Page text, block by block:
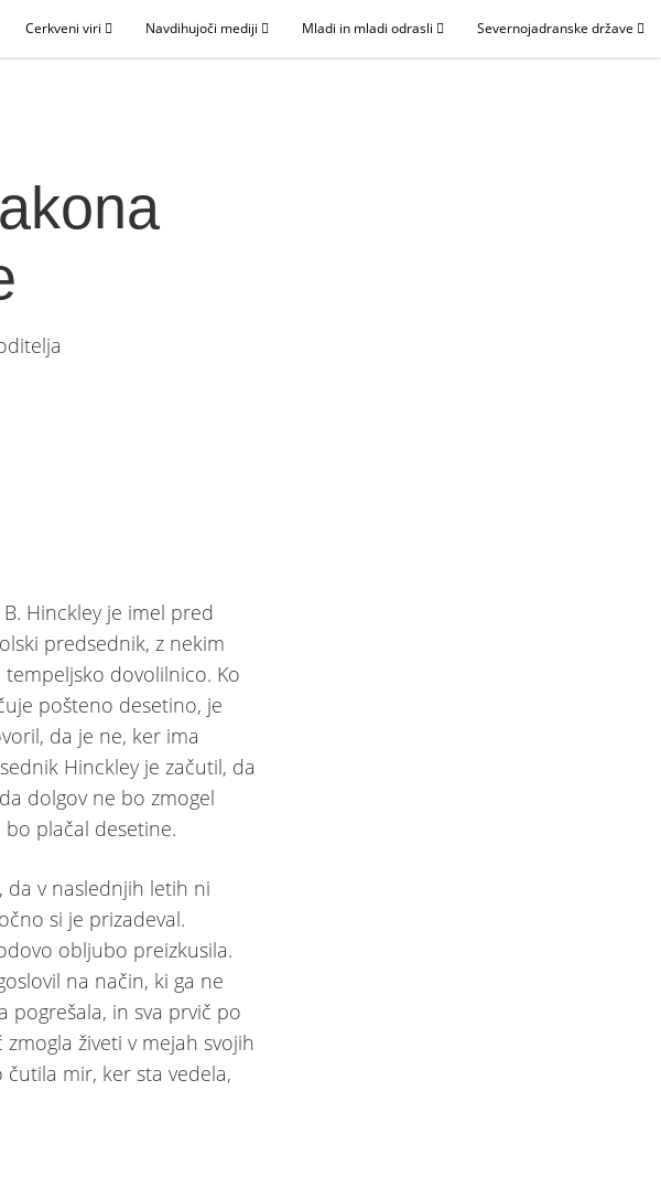
Cerkveni viri Navdihujoči mediji Mladi in mladi odrasli Severnojadranske države
Hinckley je imel pred
predsednik, z nekim
dovolilnico. Ko
pošteno desetino, je
da je ne, ker ima
Hinckley je začutil, da
dolgov ne bo zmogel
plačal desetine.
da v naslednjih letih ni
si je prizadeval.
obljubo preizkusila.
na način, ki ga ne
pogrešala, in sva prvič po
živeti v mejah svojih
mir, ker sta vedela,